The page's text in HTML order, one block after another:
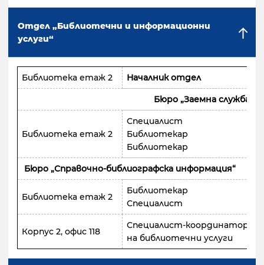
Отдел „Библиотечни и информационни
услуги“
Библиотека етаж 2 Началник отдел
Бюро „Заемна служба“,
Библиотека етаж 2
Специалист
Библиотекар
Библиотекар
Бюро „Справочно-библиографска информация“
Библиотека етаж 2
Библиотекар
Специалист
Корпус 2, офис 118
Специалист-координатор
на библиотечни услуги